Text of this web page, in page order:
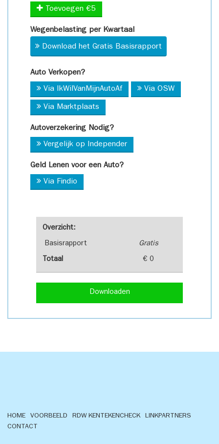
Overzicht:
Basisrapport Gratis
Totaal € 0
Downloaden
Toevoegen €5
Wegenbelasting per Kwartaal
Download het Gratis Basisrapport
Auto Verkopen?
Via IkWilVanMijnAutoAf Via OSW
Via Marktplaats
Autoverzekering Nodig?
Vergelijk op Independer
Geld Lenen voor een Auto?
Via Findio
HOME VOORBEELD RDW KENTEKENCHECK
LINKPARTNERS
CONTACT